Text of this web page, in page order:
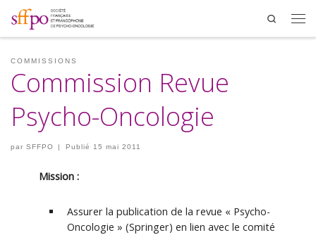
Search
COMMISSIONS
Commission Revue
Psycho-Oncologie
par SFFPO | Publié 15 mai 2011
Mission :
Assurer la publication de la revue « Psycho-
Oncologie » (Springer) en lien avec le comité